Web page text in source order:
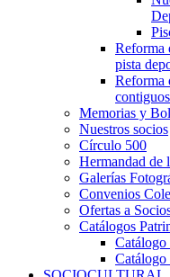
Reforma
pista
Reforma
Memorias y
Nuestros socios
Círculo 500
Hermandad de
Galerías
Convenios
Ofertas a
Catálogos
Catálogo
Catálogo